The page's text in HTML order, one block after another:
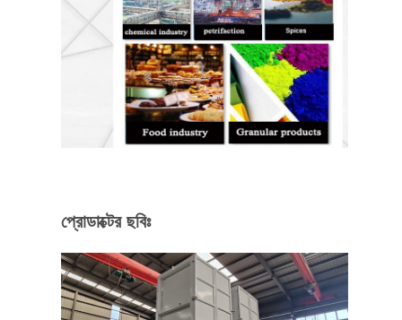
প্রোডাক্টের ছবিঃ